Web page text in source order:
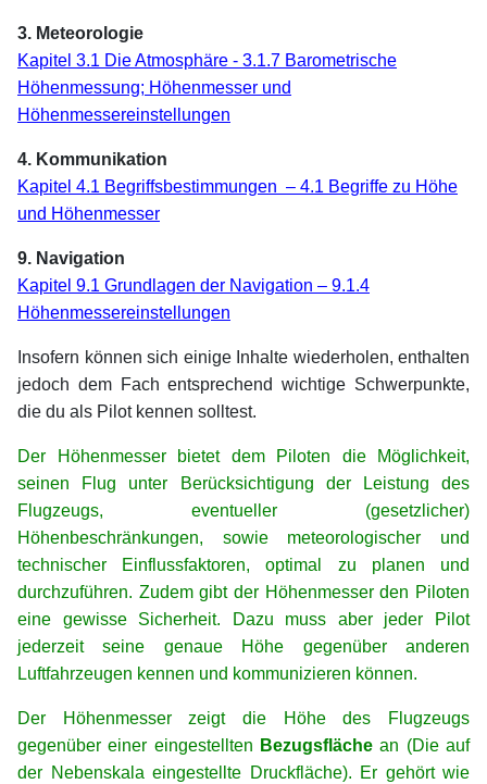
3. Meteorologie
Kapitel 3.1 Die Atmosphäre - 3.1.7 Barometrische
Höhenmessung; Höhenmesser und
Höhenmessereinstellungen
4. Kommunikation
Kapitel 4.1 Begriffsbestimmungen – 4.1 Begriffe zu Höhe
und Höhenmesser
9. Navigation
Kapitel 9.1 Grundlagen der Navigation – 9.1.4
Höhenmessereinstellungen
Insofern können sich einige Inhalte wiederholen, enthalten
jedoch dem Fach entsprechend wichtige Schwerpunkte,
die du als Pilot kennen solltest.
Der Höhenmesser bietet dem Piloten die Möglichkeit,
seinen Flug unter Berücksichtigung der Leistung des
Flugzeugs, eventueller (gesetzlicher)
Höhenbeschränkungen, sowie meteorologischer und
technischer Einflussfaktoren, optimal zu planen und
durchzuführen. Zudem gibt der Höhenmesser den Piloten
eine gewisse Sicherheit. Dazu muss aber jeder Pilot
jederzeit seine genaue Höhe gegenüber anderen
Luftfahrzeugen kennen und kommunizieren können.
Der Höhenmesser zeigt die Höhe des Flugzeugs
gegenüber einer eingestellten Bezugsfläche an (Die auf
der Nebenskala eingestellte Druckfläche). Er gehört wie